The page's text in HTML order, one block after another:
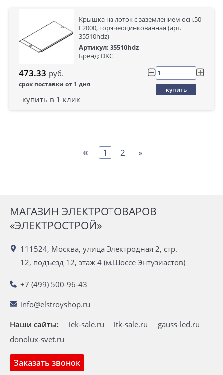
Крышка на лоток с заземлением осн.50
L2000, горячеоцинкованная (арт.
35510hdz)
Артикул: 35510hdz
Бренд: DKC
473.33 руб.
срок поставки от 1 дня
купить
купить в 1 клик
« 1 2 »
МАГАЗИН ЭЛЕКТРОТОВАРОВ
«ЭЛЕКТРОСТРОЙ»
111524, Москва, улица Электродная 2, стр.
12, подъезд 12, этаж 4 (м.Шоссе Энтузиастов)
+7 (499) 500-96-43
info@elstroyshop.ru
Заказать звонок
Наши сайты: iek-sale.ru itk-sale.ru
gauss-led.ru
donolux-svet.ru